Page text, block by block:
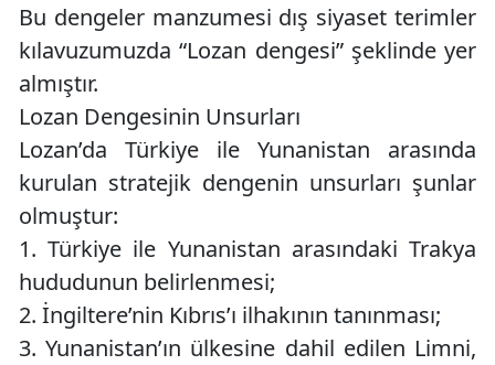
Bu dengeler manzumesi dış siyaset terimler
kılavuzumuzda “Lozan dengesi” şeklinde yer
almıştır.
Lozan Dengesinin Unsurları
Lozan’da Türkiye ile Yunanistan arasında
kurulan stratejik dengenin unsurları şunlar
olmuştur:
1. Türkiye ile Yunanistan arasındaki Trakya
hududunun belirlenmesi;
2. İngiltere’nin Kıbrıs’ı ilhakının tanınması;
3. Yunanistan’ın ülkesine dahil edilen Limni,